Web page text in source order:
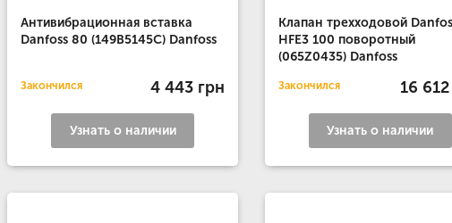
Антивибрационная вставка
Danfoss 80 (149B5145C) Danfoss
Закончился 4 443 грн
Узнать о наличии
Клапан трехходовой
HFE3 100 поворотный
(065Z0435) Danfoss
Закончился 16
Узнать о наличии